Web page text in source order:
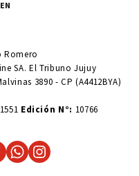
Romero
SA. El Tribuno Jujuy
3890 - CP (A4412BYA)
Edición N°: 10766